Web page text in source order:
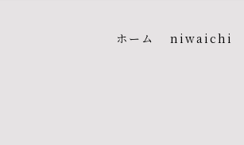
ホーム niwaichi